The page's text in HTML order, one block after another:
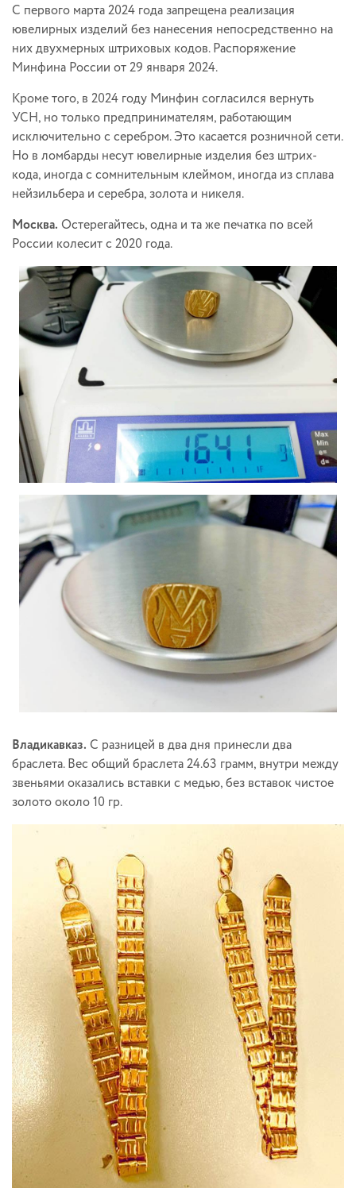
С первого марта 2024 года запрещена реализация
ювелирных изделий без нанесения непосредственно на
них двухмерных штриховых кодов. Распоряжение
Минфина России от 29 января 2024.
Кроме того, в 2024 году Минфин согласился вернуть
УСН, но только предпринимателям, работающим
исключительно с серебром. Это касается розничной сети.
Но в ломбарды несут ювелирные изделия без штрих-
кода, иногда с сомнительным клеймом, иногда из сплава
нейзильбера и серебра, золота и никеля.
Москва. Остерегайтесь, одна и та же печатка по всей
России колесит с 2020 года.
Владикавказ. С разницей в два дня принесли два
браслета. Вес общий браслета 24.63 грамм, внутри между
звеньями оказались вставки с медью, без вставок чистое
золото около 10 гр.